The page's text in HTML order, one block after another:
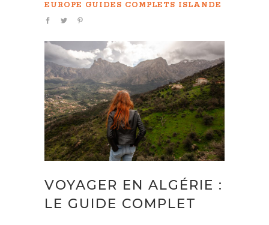
EUROPE GUIDES COMPLETS ISLANDE
VOYAGER EN ALGÉRIE :
LE GUIDE COMPLET